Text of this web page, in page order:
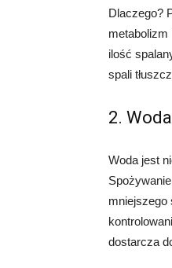
Dlaczego?
metabolizm
ilość
spali
2. Woda
Woda jest
mniejszego
dostarcza